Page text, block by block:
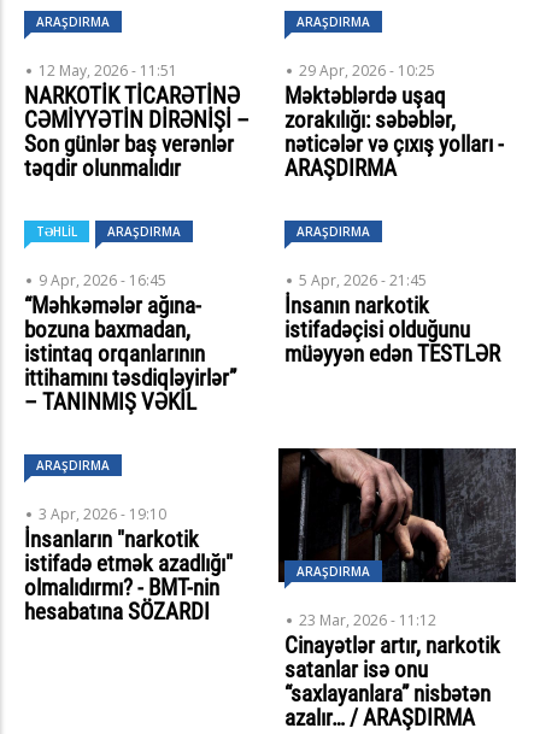
ARAŞDIRMA
12 May, 2026 - 11:51
NARKOTİK TİCARƏTİNƏ
CƏMİYYƏTİN DİRƏNİŞİ –
Son günlər baş verənlər
təqdir olunmalıdır
ARAŞDIRMA
29 Apr, 2026 - 10:25
Məktəblərdə uşaq
zorakılığı: səbəblər,
nəticələr və çıxış yolları -
ARAŞDIRMA
TƏHLİL ARAŞDIRMA
9 Apr, 2026 - 16:45
“Məhkəmələr ağına-
bozuna baxmadan,
istintaq orqanlarının
ittihamını təsdiqləyirlər”
– TANINMIŞ VƏKİL
ARAŞDIRMA
5 Apr, 2026 - 21:45
İnsanın narkotik
istifadəçisi olduğunu
müəyyən edən TESTLƏR
ARAŞDIRMA
3 Apr, 2026 - 19:10
İnsanların "narkotik
istifadə etmək azadlığı"
olmalıdırmı? - BMT-nin
hesabatına SÖZARDI
ARAŞDIRMA
23 Mar, 2026 - 11:12
Cinayətlər artır, narkotik
satanlar isə onu
“saxlayanlara” nisbətən
azalır… / ARAŞDIRMA